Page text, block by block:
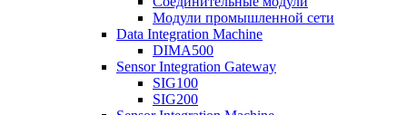
Модули промышленной сети
Data Integration Machine
DIMA500
Sensor Integration Gateway
SIG100
SIG200